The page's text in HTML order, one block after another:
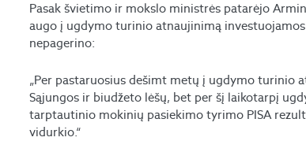
Pasak švietimo ir mokslo ministrės patarėjo
augo į ugdymo turinio atnaujinimą
nepagerino:
„Per pastaruosius dešimt metų į ugdymo turinio
Sąjungos ir biudžeto lėšų, bet per šį laikotarpį
tarptautinio mokinių pasiekimo tyrimo PISA
vidurkio.“